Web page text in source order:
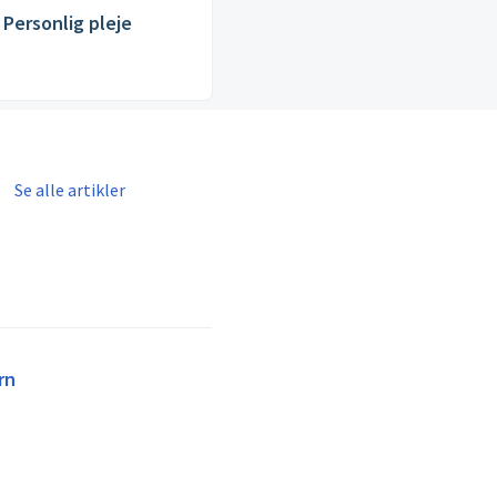
Personlig pleje
Se alle artikler